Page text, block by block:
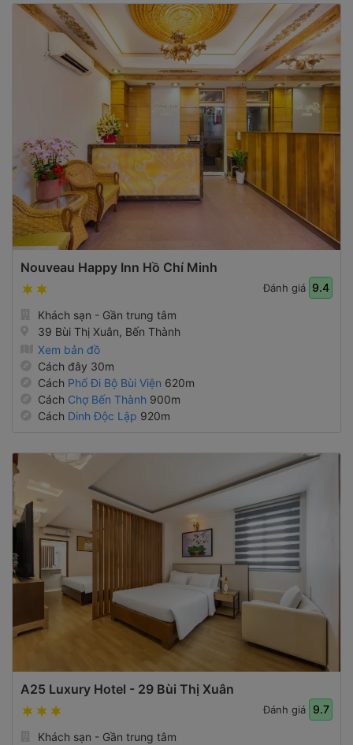
Nouveau Happy Inn Hồ Chí Minh
Đánh giá 9.4
Khách sạn - Gần trung tâm
39 Bùi Thị Xuân, Bến Thành
Xem bản đồ
Cách đây 30m
Cách Phố Đi Bộ Bùi Viện 620m
Cách Chợ Bến Thành 900m
Cách Dinh Độc Lập 920m
A25 Luxury Hotel - 29 Bùi Thị Xuân
Đánh giá 9.7
Khách sạn - Gần trung tâm